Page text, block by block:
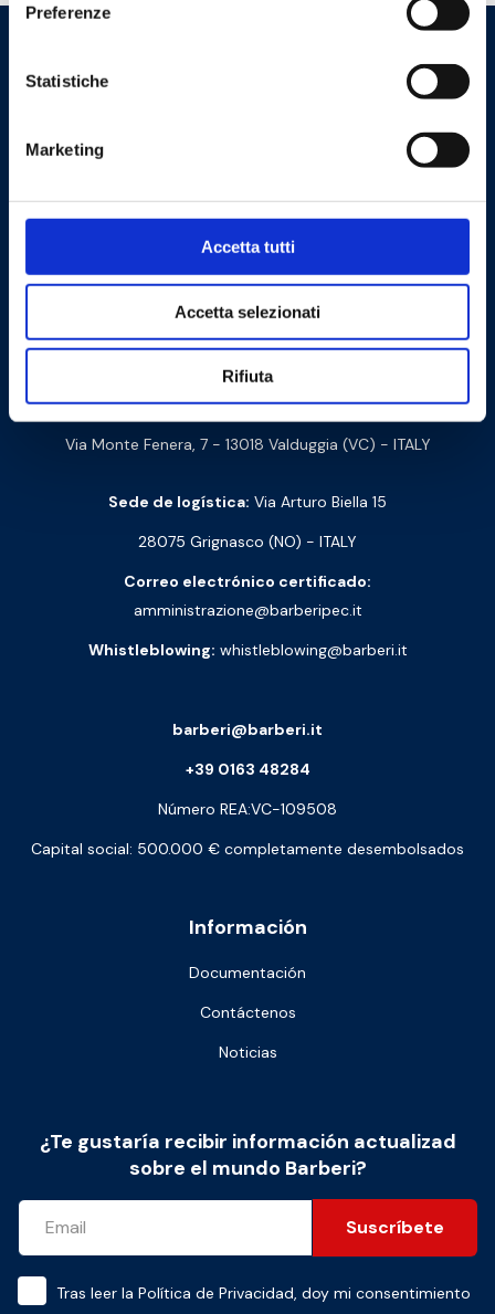
Preferenze
Statistiche
Marketing
Accetta tutti
Accetta selezionati
Rifiuta
Cookie Policy Privacy Policy
Contáctanos
Barberi Rubinetterie Industriali S.r.l. a socio unico
NIF y número de IVA: 00252070024
Via Monte Fenera, 7 - 13018 Valduggia (VC) - ITALY
Sede de logística: Via Arturo Biella 15
28075 Grignasco (NO) - ITALY
Correo electrónico certificado:
amministrazione@barberipec.it
Whistleblowing: whistleblowing@barberi.it
Información
Documentación
Contáctenos
Noticias
barberi@barberi.it
+39 0163 48284
Número REA:VC-109508
Capital social: 500.000 € completamente desembolsados
¿Te gustaría recibir información actualizad
sobre el mundo Barberi?
Suscríbete
Tras leer la Política de Privacidad, doy mi consentimiento